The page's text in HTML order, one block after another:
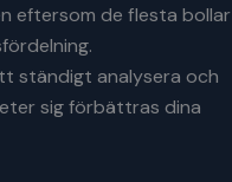
eftersom de flesta bollar
ständigt analysera och
sig förbättras dina